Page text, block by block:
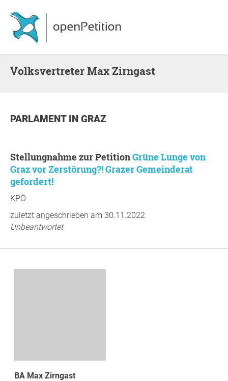
Volksvertreter Max Zirngast
PARLAMENT IN GRAZ
Stellungnahme zur PetitionGrüne Lunge von
Graz vor Zerstörung?! Grazer Gemeinderat
gefordert!
KPÖ
zuletzt angeschrieben am 30.11.2022
Unbeantwortet
BA Max Zirngast